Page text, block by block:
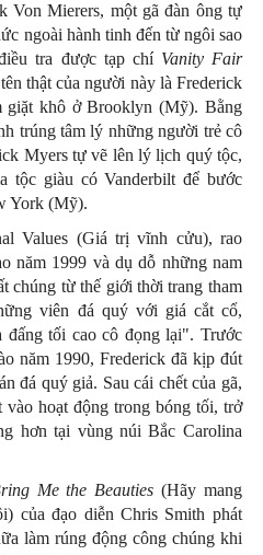
Von Mierers, một gã đàn ông tự
ngoài hành tinh đến từ ngôi sao
tra được tạp chí Vanity Fair
thật của người này là Frederick
giặt khô ở Brooklyn (Mỹ). Bằng
trúng tâm lý những người trẻ cô
Myers tự vẽ lên lý lịch quý tộc,
tộc giàu có Vanderbilt để bước
York (Mỹ).
Values (Giá trị vĩnh cửu), rao
năm 1999 và dụ dỗ những nam
chúng từ thế giới thời trang tham
viên đá quý với giá cắt cổ,
tối cao cô đọng lại". Trước
năm 1990, Frederick đã kịp đút
đá quý giả. Sau cái chết của gã,
vào hoạt động trong bóng tối, trở
hơn tại vùng núi Bắc Carolina
Me the Beauties (Hãy mang
của đạo diễn Chris Smith phát
làm rúng động công chúng khi